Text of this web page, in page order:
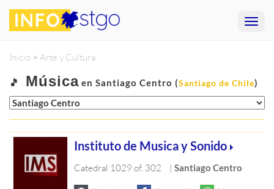
Inicio > Arte y Cultura
🎵 Música en Santiago Centro (Santiago de Chile)
Instituto de Musica y Sonido
Catedral 1029 of. 302 |Santiago Centro